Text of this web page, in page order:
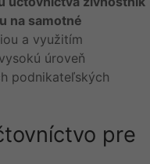
na samotné
a využitím
úroveň
podnikateľských
pre